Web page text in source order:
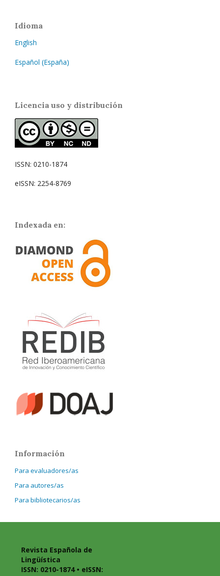
Idioma
English
Español (España)
Licencia uso y distribución
ISSN: 0210-1874
eISSN: 2254-8769
Indexada en:
Información
Para evaluadores/as
Para autores/as
Para bibliotecarios/as
Revista Española de
Lingüística
ISSN: 0210-1874 • eISSN: